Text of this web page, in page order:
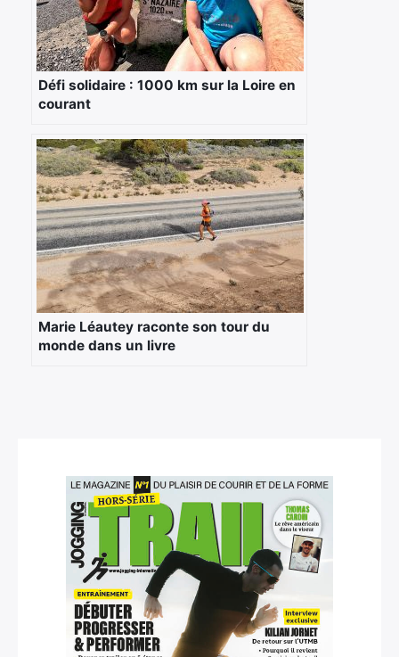
Défi solidaire : 1000 km sur la Loire en
courant
Marie Léautey raconte son tour du
monde dans un livre